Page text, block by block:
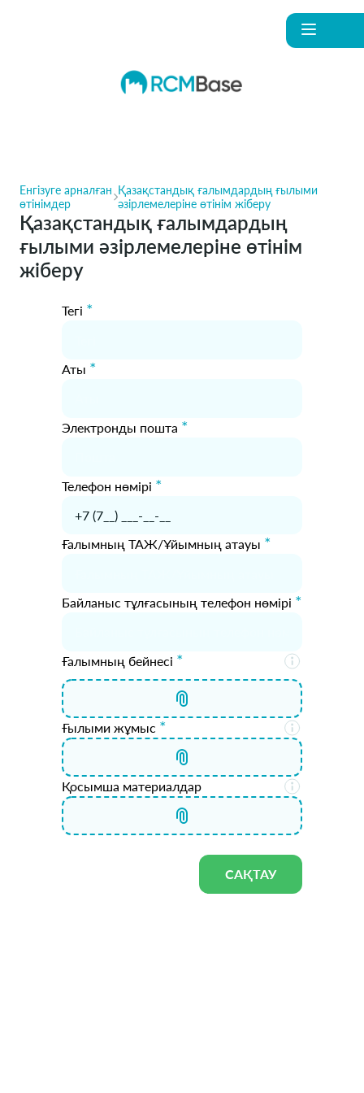
Енгізуге арналған
өтінімдер
Қазақстандық ғалымдардың ғылыми
әзірлемелеріне өтінім жіберу
Қазақстандық ғалымдардың
ғылыми әзірлемелеріне өтінім
жіберу
Тегі *
Аты *
Электронды пошта *
Телефон нөмірі *
Ғалымның ТАЖ/Ұйымның атауы *
Байланыс тұлғасының телефон нөмірі *
Ғалымның бейнесі *
Ғылыми жұмыс *
Қосымша материалдар
САҚТАУ